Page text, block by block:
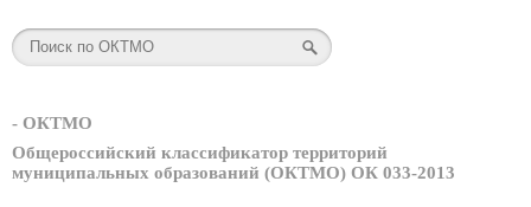
- ОКТМО
Общероссийский классификатор территорий
муниципальных образований (ОКТМО) ОК 033-2013